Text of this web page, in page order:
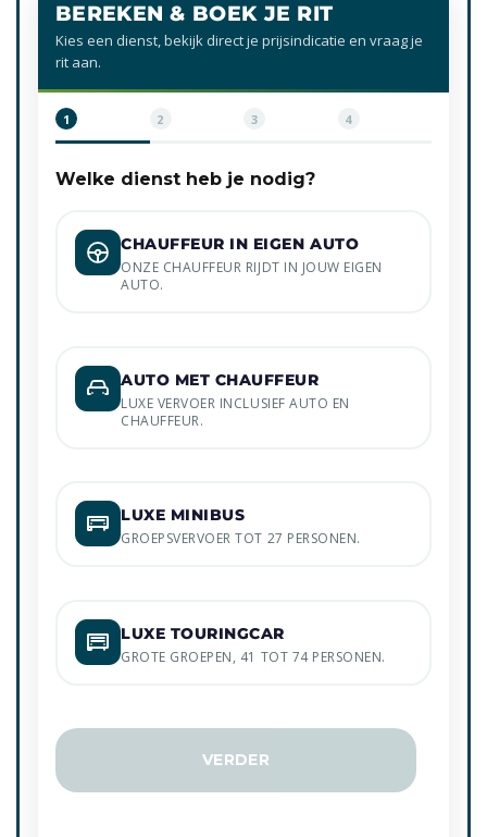
BEREKEN & BOEK JE RIT
Kies een dienst, bekijk direct je prijsindicatie en vraag je
rit aan.
1 2 3 4
Welke dienst heb je nodig?
CHAUFFEUR IN EIGEN AUTO
ONZE CHAUFFEUR RIJDT IN JOUW EIGEN
AUTO.
AUTO MET CHAUFFEUR
LUXE VERVOER INCLUSIEF AUTO EN
CHAUFFEUR.
LUXE MINIBUS
GROEPSVERVOER TOT 27 PERSONEN.
LUXE TOURINGCAR
GROTE GROEPEN, 41 TOT 74 PERSONEN.
VERDER